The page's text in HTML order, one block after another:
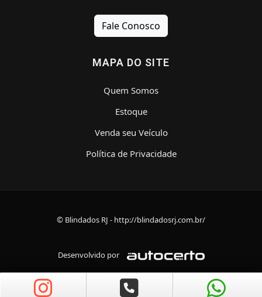
Fale Conosco
MAPA DO SITE
Quem Somos
Estoque
Venda seu Veículo
Política de Privacidade
© Blindados RJ - http://blindadosrj.com.br/
Desenvolvido por